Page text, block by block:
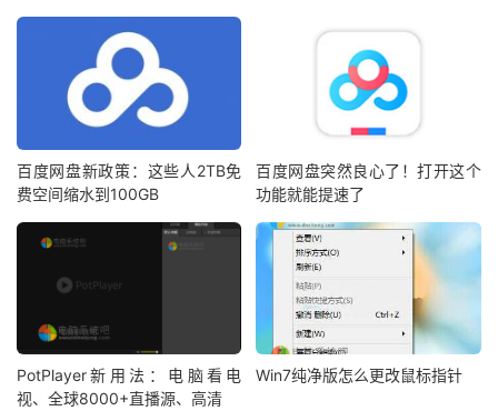
百度网盘新政策：这些人2TB免
费空间缩水到100GB
百度网盘突然良心了！打开这个
功能就能提速了
PotPlayer新用法：电脑看电
视、全球8000+直播源、高清
Win7纯净版怎么更改鼠标指针